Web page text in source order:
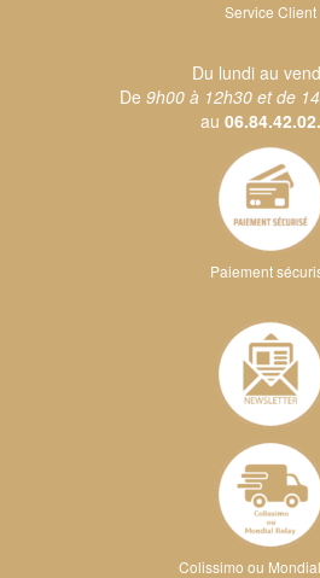
Service Client
Du lundi au
De 9h00 à 12h30 et de
au
Paiement
Colissimo ou